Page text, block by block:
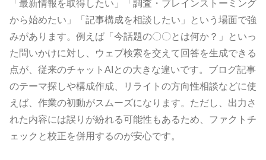
「最新情報を取得したい」「調査・ブレインストーミング
から始めたい」「記事構成を相談したい」という場面で強
みがあります。例えば「今話題の〇〇とは何か？」といっ
た問いかけに対し、ウェブ検索を交えて回答を生成できる
点が、従来のチャットAIとの大きな違いです。ブログ記事
のテーマ探しや構成作成、リライトの方向性相談などに使
えば、作業の初動がスムーズになります。ただし、出力さ
れた内容には誤りが紛れる可能性もあるため、ファクトチ
ェックと校正を併用するのが安心です。